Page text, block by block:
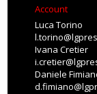
Account
Luca Torino
Ivana Cretier
Daniele